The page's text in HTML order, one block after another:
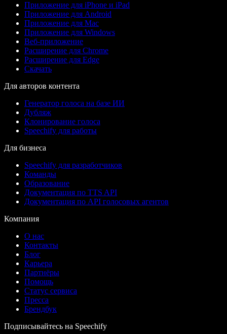
Приложение для iPhone и iPad
Приложение для Android
Приложение для Mac
Приложение для Windows
Веб-приложение
Расширение для Chrome
Расширение для Edge
Скачать
Для авторов контента
Генератор голоса на базе ИИ
Дубляж
Клонирование голоса
Speechify для работы
Для бизнеса
Speechify для разработчиков
Команды
Образование
Документация по TTS API
Документация по API голосовых агентов
Компания
О нас
Контакты
Блог
Карьера
Партнёры
Помощь
Статус сервиса
Пресса
Брендбук
Подписывайтесь на Speechify